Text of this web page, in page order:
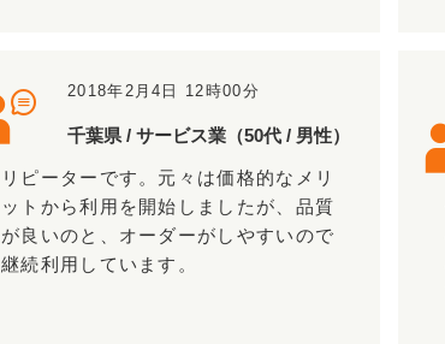
2018年2月4日 12時00分
千葉県 / サービス業（50代 / 男性）
リピーターです。元々は価格的なメリ
ットから利用を開始しましたが、品質
が良いのと、オーダーがしやすいので
継続利用しています。